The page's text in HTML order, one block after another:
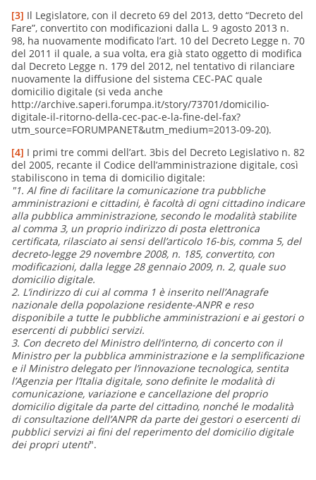
[3] Il Legislatore, con il decreto 69 del 2013, detto “Decreto del
Fare”, convertito con modificazioni dalla L. 9 agosto 2013 n.
98, ha nuovamente modificato l’art. 10 del Decreto Legge n. 70
del 2011 il quale, a sua volta, era già stato oggetto di modifica
dal Decreto Legge n. 179 del 2012, nel tentativo di rilanciare
nuovamente la diffusione del sistema CEC-PAC quale
domicilio digitale (si veda anche
http://archive.saperi.forumpa.it/story/73701/domicilio-
digitale-il-ritorno-della-cec-pac-e-la-fine-del-fax?
utm_source=FORUMPANET&utm_medium=2013-09-20).
[4] I primi tre commi dell’art. 3bis del Decreto Legislativo n. 82
del 2005, recante il Codice dell’amministrazione digitale, così
stabiliscono in tema di domicilio digitale:
"1. Al fine di facilitare la comunicazione tra pubbliche
amministrazioni e cittadini, è facoltà di ogni cittadino indicare
alla pubblica amministrazione, secondo le modalità stabilite
al comma 3, un proprio indirizzo di posta elettronica
certificata, rilasciato ai sensi dell’articolo 16-bis, comma 5, del
decreto-legge 29 novembre 2008, n. 185, convertito, con
modificazioni, dalla legge 28 gennaio 2009, n. 2, quale suo
domicilio digitale.
2. L’indirizzo di cui al comma 1 è inserito nell’Anagrafe
nazionale della popolazione residente-ANPR e reso
disponibile a tutte le pubbliche amministrazioni e ai gestori o
esercenti di pubblici servizi.
3. Con decreto del Ministro dell’interno, di concerto con il
Ministro per la pubblica amministrazione e la semplificazione
e il Ministro delegato per l’innovazione tecnologica, sentita
l’Agenzia per l’Italia digitale, sono definite le modalità di
comunicazione, variazione e cancellazione del proprio
domicilio digitale da parte del cittadino, nonché le modalità
di consultazione dell’ANPR da parte dei gestori o esercenti di
pubblici servizi ai fini del reperimento del domicilio digitale
dei propri utenti".